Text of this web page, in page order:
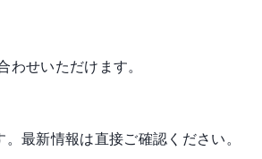
せいただけます。
最新情報は直接ご確認ください。